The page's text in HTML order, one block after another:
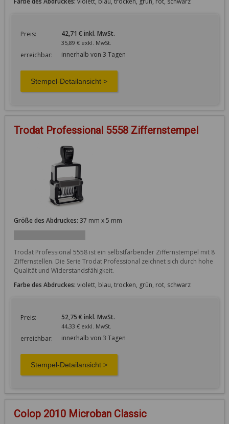
Preis: 42,71 € inkl. MwSt.
35,89 € exkl. MwSt.
erreichbar: innerhalb von 3 Tagen
Trodat Professional 5558 Ziffernstempel
Größe des Abdruckes: 37 mm x 5 mm
Trodat Professional 5558 ist ein selbstfärbender Ziffernstempel mit 8
Ziffernstellen. Die Serie Trodat Professional zeichnet sich durch hohe
Qualität und Widerstandsfähigkeit.
Farbe des Abdruckes: violett, blau, trocken, grün, rot, schwarz
Preis: 52,75 € inkl. MwSt.
44,33 € exkl. MwSt.
erreichbar: innerhalb von 3 Tagen
Colop 2010 Microban Classic